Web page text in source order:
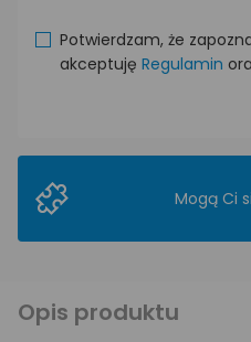
Potwierdzam, że
akceptuję Regulamin
Mogą Ci
Opis produktu